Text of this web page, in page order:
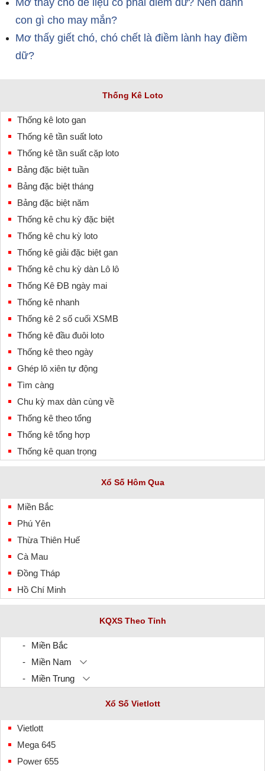
Mơ thấy chó đẻ liệu có phải điềm dữ? Nên đánh
con gì cho may mắn?
Mơ thấy giết chó, chó chết là điềm lành hay điềm
dữ?
Thống Kê Loto
Thống kê loto gan
Thống kê tần suất loto
Thống kê tần suất cặp loto
Bảng đặc biệt tuần
Bảng đặc biệt tháng
Bảng đặc biệt năm
Thống kê chu kỳ đặc biệt
Thống kê chu kỳ loto
Thống kê giải đặc biệt gan
Thống kê chu kỳ dàn Lô lô
Thống Kê ĐB ngày mai
Thống kê nhanh
Thống kê 2 số cuối XSMB
Thống kê đầu đuôi loto
Thống kê theo ngày
Ghép lô xiên tự động
Tìm càng
Chu kỳ max dàn cùng về
Thống kê theo tổng
Thống kê tổng hợp
Thống kê quan trọng
Xổ Số Hôm Qua
Miền Bắc
Phú Yên
Thừa Thiên Huế
Cà Mau
Đồng Tháp
Hồ Chí Minh
KQXS Theo Tỉnh
Miền Bắc
Miền Nam
Miền Trung
Xổ Số Vietlott
Vietlott
Mega 645
Power 655